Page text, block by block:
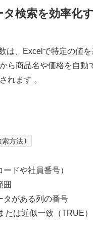
検索を効率化
は、Excelで特定の値
ら商品名や価格を自
れます 。
方法)
ドや社員番号）
囲
タがある列の番号
は近似一致（TRUE）